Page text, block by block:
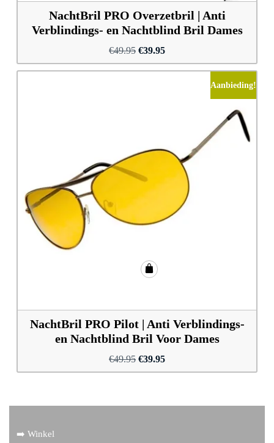
NachtBril PRO Overzetbril | Anti
Verblindings- en Nachtblind Bril Dames
€49.95 Oorspronkelijke
prijs
€39.95Huidige
prijs
Aanbieding!
NachtBril PRO Pilot | Anti Verblindings-
en Nachtblind Bril Voor Dames
€49.95 Oorspronkelijke
prijs
€39.95Huidige
prijs
➡️ Winkel